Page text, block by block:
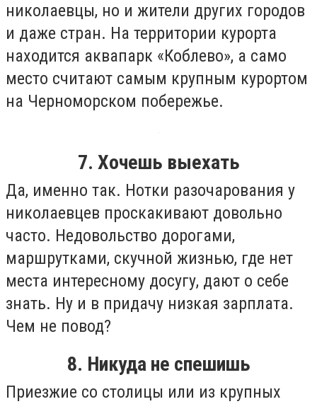
николаевцы, но и жители других городов
и даже стран. На территории курорта
находится аквапарк «Коблево», а само
место считают самым крупным курортом
на Черноморском побережье.
7. Хочешь выехать
Да, именно так. Нотки разочарования у
николаевцев проскакивают довольно
часто. Недовольство дорогами,
маршрутками, скучной жизнью, где нет
места интересному досугу, дают о себе
знать. Ну и в придачу низкая зарплата.
Чем не повод?
8. Никуда не спешишь
Приезжие со столицы или из крупных